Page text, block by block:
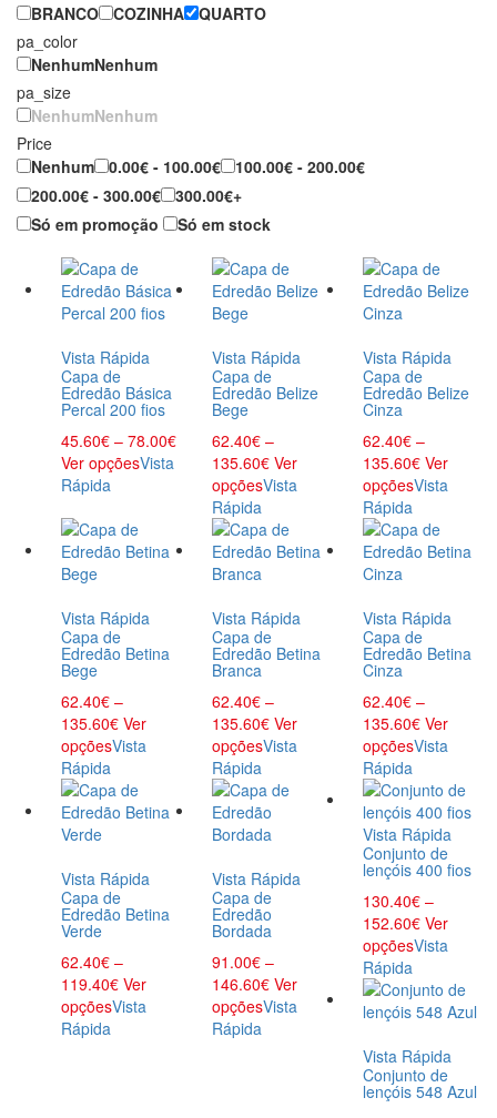
BRANCO
COZINHA
QUARTO
pa_color
NenhumNenhum
pa_size
NenhumNenhum
Price
Nenhum
0.00€ - 100.00€
100.00€ - 200.00€
200.00€ - 300.00€
300.00€+
Só em promoção
Só em stock
Vista Rápida
Capa de
Edredão Básica
Percal 200 fios
45.60€ – 78.00€
Ver opçõesVista
Rápida
Vista Rápida
Capa de
Edredão Belize
Bege
62.40€–
135.60€ Ver
opçõesVista
Rápida
Vista Rápida
Capa de
Edredão Belize
Cinza
62.40€–
135.60€ Ver
opçõesVista
Rápida
Vista Rápida
Capa de
Edredão Betina
Bege
62.40€ –
135.60€ Ver
opçõesVista
Rápida
Vista Rápida
Capa de
Edredão Betina
Branca
62.40€–
135.60€ Ver
opçõesVista
Rápida
Vista Rápida
Capa de
Edredão Betina
Cinza
62.40€–
135.60€ Ver
opçõesVista
Rápida
Vista Rápida
Capa de
Edredão Betina
Verde
62.40€ –
119.40€ Ver
opçõesVista
Rápida
Vista Rápida
Capa de
Edredão
Bordada
91.00€–
146.60€ Ver
opçõesVista
Rápida
Vista Rápida
Conjunto de
lençóis 400 fios
130.40€–
152.60€ Ver
opçõesVista
Rápida
Vista Rápida
Conjunto de
lençóis 548 Azul